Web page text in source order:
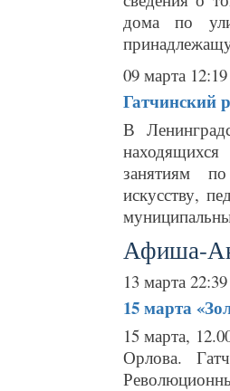
дома по
09 марта 12:19
Гатчинский
В
занятиям
искусству,
Афиша-
13 марта 22:39
15 марта
15 марта,
Орлова.